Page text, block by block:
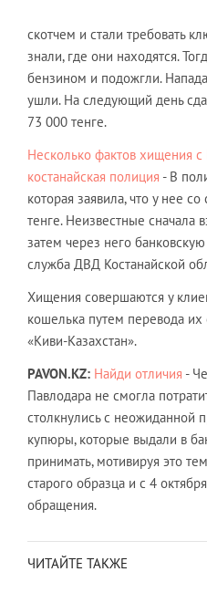
скотчем и стали требовать
знали, где они находятся.
бензином и подожгли.
ушли. На следующий день
73 000 тенге.
Несколько фактов хищения
костанайская полиция - В
которая заявила, что у нее
тенге. Неизвестные сначала
затем через него
служба ДВД Костанайской
Хищения совершаются у
кошелька путем перевода
«Киви-Казахстан».
PAVON.KZ: Найди отличия -
Павлодара не смогла
столкнулись с неожиданной
купюры, которые выдали в
принимать, мотивируя это
старого образца и с 4
обращения.
ЧИТАЙТЕ ТАКЖЕ